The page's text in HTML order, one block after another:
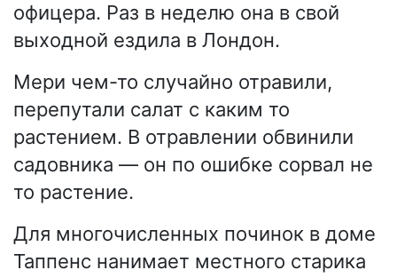
офицера. Раз в неделю она в свой
выходной ездила в Лондон.
Мери чем-то случайно отравили,
перепутали салат с каким то
растением. В отравлении обвинили
садовника — он по ошибке сорвал не
то растение.
Для многочисленных починок в доме
Таппенс нанимает местного старика